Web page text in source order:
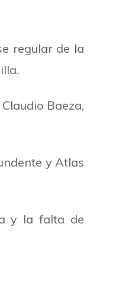
regular de la
Baeza,
y Atlas
y la falta de